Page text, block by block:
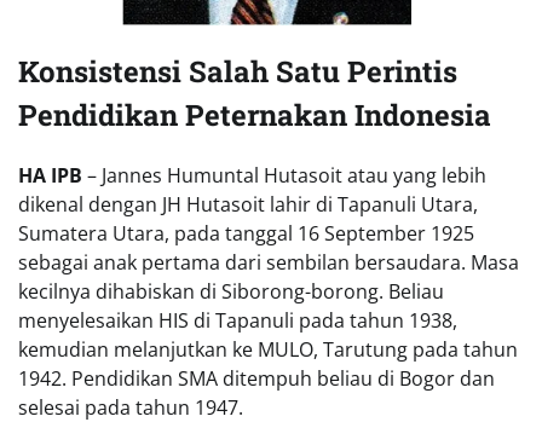
Konsistensi Salah Satu Perintis
Pendidikan Peternakan Indonesia
HA IPB – Jannes Humuntal Hutasoit atau yang lebih
dikenal dengan JH Hutasoit lahir di Tapanuli Utara,
Sumatera Utara, pada tanggal 16 September 1925
sebagai anak pertama dari sembilan bersaudara. Masa
kecilnya dihabiskan di Siborong-borong. Beliau
menyelesaikan HIS di Tapanuli pada tahun 1938,
kemudian melanjutkan ke MULO, Tarutung pada tahun
1942. Pendidikan SMA ditempuh beliau di Bogor dan
selesai pada tahun 1947.